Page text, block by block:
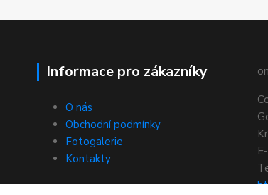
Informace pro zákazníky
O nás
Obchodní podmínky
Fotogalerie
Kontakty